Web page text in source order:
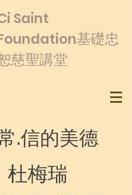
Saint
基礎忠
慈聖講堂
.信的美德
杜梅瑞